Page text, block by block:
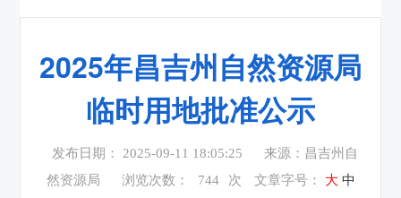
2025年昌吉州自然资源局
临时用地批准公示
发布日期： 2025-09-11 18:05:25
来源：昌吉州自
然资源局
浏览次数： 744 次 文章字号： 大 中